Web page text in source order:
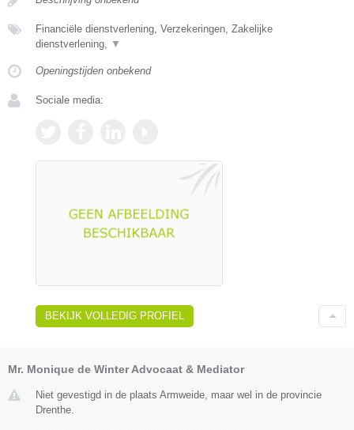
Financiële dienstverlening, Verzekeringen, Zakelijke
dienstverlening, ▼
Openingstijden onbekend
Sociale media:
BEKIJK VOLLEDIG PROFIEL
Mr. Monique de Winter Advocaat & Mediator
Niet gevestigd in de plaats Armweide, maar wel in de provincie
Drenthe.